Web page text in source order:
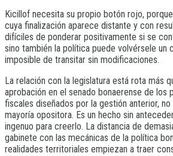
Kicillof necesita su propio botón rojo,
cuya finalización aparece distante y con
difíciles de ponderar positivamente si se
sino también la política puede volvérsele un
imposible de transitar sin modificaciones.
La relación con la legislatura está rota más
aprobación en el senado bonaerense de los
fiscales diseñados por la gestión anterior,
mayoría opositora. Es un hecho sin
ingenuo para creerlo. La distancia de
gabinete con las mecánicas de la política
realidades territoriales empiezan a traer